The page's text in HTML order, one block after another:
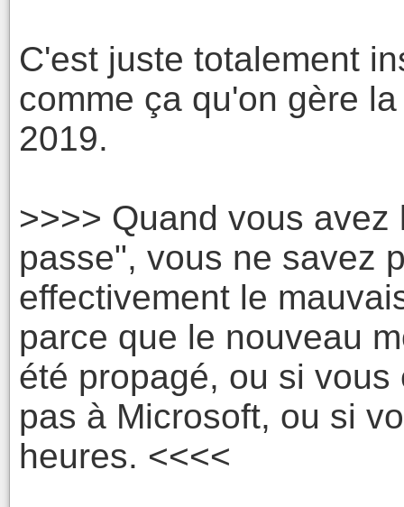
C'est juste totalement
comme ça qu'on gère
2019.
>>>> Quand vous
passe", vous ne savez
effectivement le
parce que le nouveau
été propagé, ou si
pas à Microsoft, ou si
heures. <<<<